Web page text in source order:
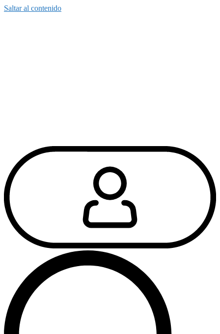
Saltar al contenido